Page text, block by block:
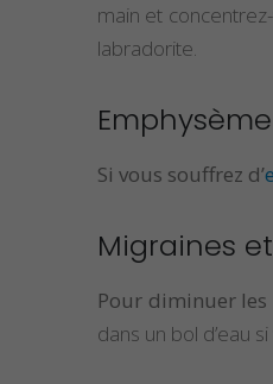
main et
labradorite.
Emphysème
Si vous souffrez d’
Migraines
Pour diminuer les
dans un bol d’eau